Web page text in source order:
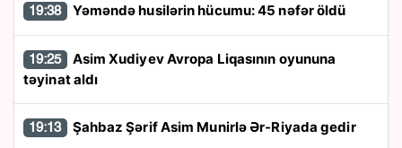
19:38 Yəməndə husilərin hücumu: 45 nəfər öldü
19:25
təyinat aldı
19:13 Şahbaz Şərif Asim Munirlə Ər-Riyada gedir